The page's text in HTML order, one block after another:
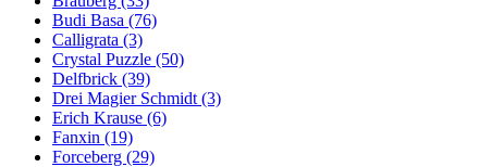
Budi Basa (76)
Calligrata (3)
Crystal Puzzle (50)
Delfbrick (39)
Drei Magier Schmidt (3)
Erich Krause (6)
Fanxin (19)
Forceberg (29)